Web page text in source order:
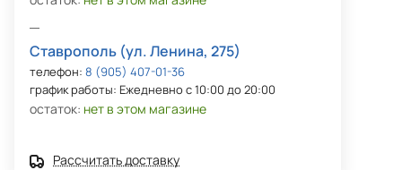
Ставрополь (ул. Ленина, 275)
телефон: 8 (905) 407-01-36
график работы: Ежедневно с 10:00 до 20:00
остаток: нет в этом магазине
Рассчитать доставку